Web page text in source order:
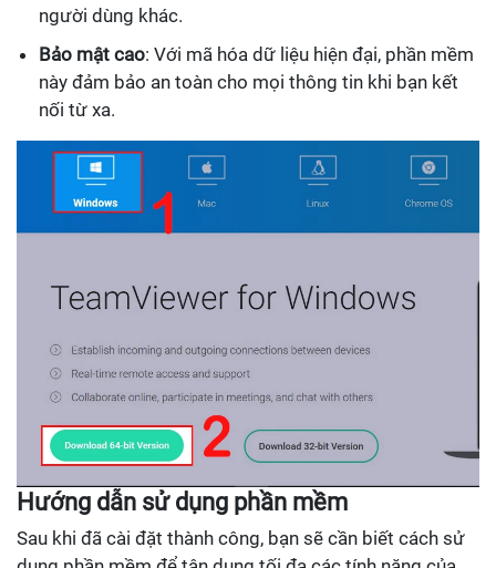
người dùng khác.
Bảo mật cao: Với mã hóa dữ liệu hiện đại, phần mềm
này đảm bảo an toàn cho mọi thông tin khi bạn kết
nối từ xa.
Hướng dẫn sử dụng phần mềm
Sau khi đã cài đặt thành công, bạn sẽ cần biết cách sử